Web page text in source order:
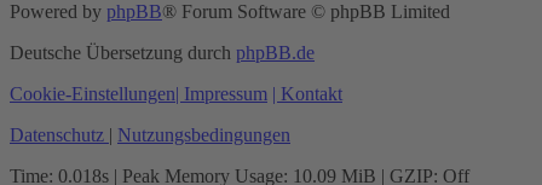
Powered by phpBB® Forum Software © phpBB Limited
Deutsche Übersetzung durch phpBB.de
Cookie-Einstellungen| Impressum | Kontakt
Datenschutz | Nutzungsbedingungen
Time: 0.018s | Peak Memory Usage: 10.09 MiB | GZIP: Off